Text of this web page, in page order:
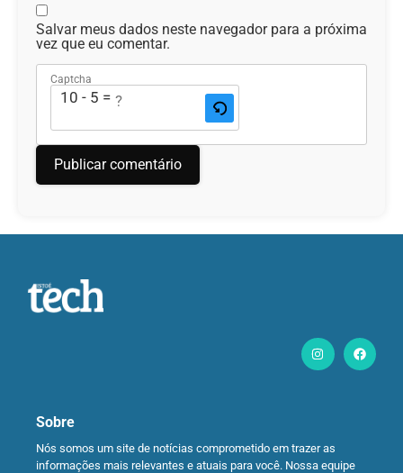
Salvar meus dados neste navegador para a próxima
vez que eu comentar.
Captcha
10 - 5 = ?
Sobre
Nós somos um site de notícias comprometido em trazer as
informações mais relevantes e atuais para você. Nossa equipe